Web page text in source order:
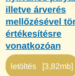
illetve árverés
mellőzésével
értékesítésre
vonatkozóan
letöltés [3,82mb]